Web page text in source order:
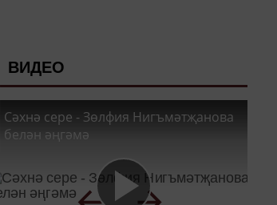
ВИДЕО
Сәхнә сере - Зөлфия Нигъмәтҗанова
белән әңгәмә